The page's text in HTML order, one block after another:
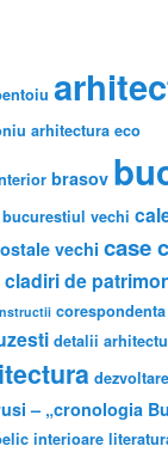
arhitectura eco
brasov
bucurestiul vechi
vechi case
cladiri de
corespondenta
detalii
– „cronologia
interioare